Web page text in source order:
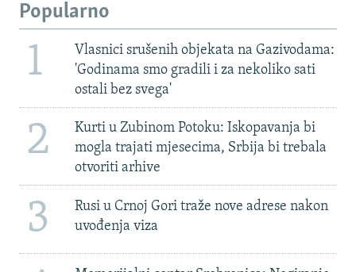
Popularno
1
Vlasnici srušenih objekata na Gazivodama:
'Godinama smo gradili i za nekoliko sati
ostali bez svega'
2
Kurti u Zubinom Potoku: Iskopavanja bi
mogla trajati mjesecima, Srbija bi trebala
otvoriti arhive
3
Rusi u Crnoj Gori traže nove adrese nakon
uvođenja viza